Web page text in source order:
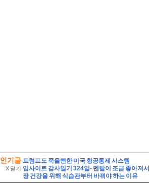
인기글
X 닫기
트럼프도 죽을뻔한 미국 항공통제 시스템
임사이트 감사일기 324일- 멘탈이 조금 좋아져서
장 건강을 위해 식습관부터 바꿔야 하는 이유